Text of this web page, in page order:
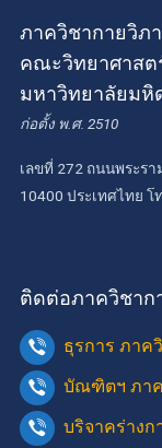
ภาควิชากายวิภ
คณะวิทยาศาสต
มหาวิทยาลัยมหิ
ก่อตั้ง พ.ศ. 2510
เลขที่ 272 ถนนพระร
10400 ประเทศไทย โ
ติดต่อภาควิชาก
ธุรการ ภาค
บัณฑิตฯ ภาค
บริจาคร่างก